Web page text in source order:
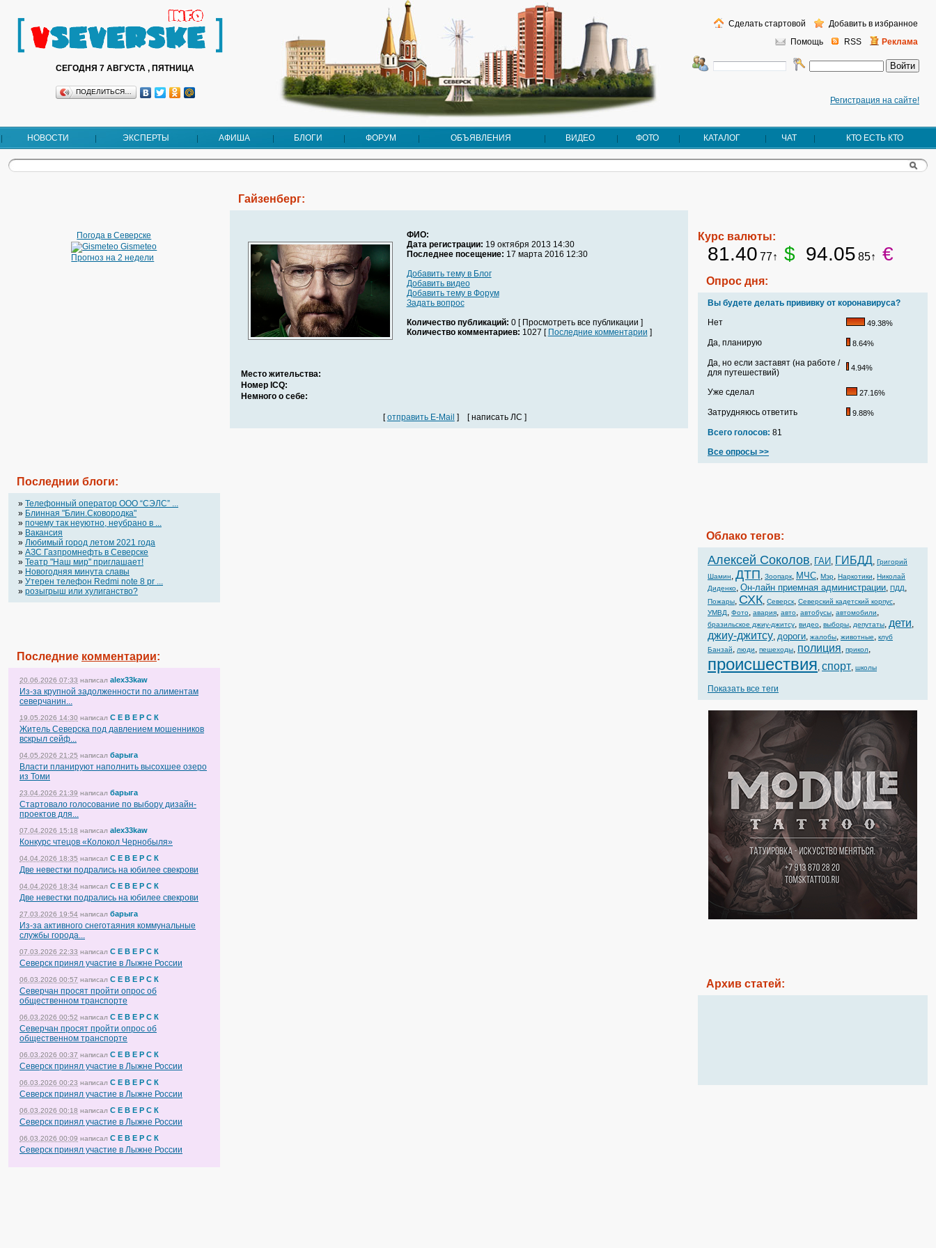
СЕГОДНЯ 7 АВГУСТА , ПЯТНИЦА
ПОДЕЛИТЬСЯ…
Регистрация на сайте!
Помощь RSS Реклама
Сделать стартовой Добавить в избранное
НОВОСТИ ЭКСПЕРТЫ АФИША БЛОГИ ФОРУМ ОБЪЯВЛЕНИЯ ВИДЕО ФОТО КАТАЛОГ ЧАТ КТО ЕСТЬ КТО
Погода в Северске
Gismeteo
Прогноз на 2 недели
Последнии блоги:
» Телефонный оператор OOO “СЭЛС” ...
» Блинная "Блин.Сковородка"
» почему так неуютно, неубрано в ...
» Вакансия
» Любимый город летом 2021 года
» АЗС Газпромнефть в Северске
» Театр "Наш мир" приглашает!
» Новогодняя минута славы
» Утерен телефон Redmi note 8 pr ...
» розыгрыш или хулиганство?
Последние комментарии:
20.06.2026 07:33 написал alex33kaw
Из-за крупной задолженности по алиментам
северчанин...
19.05.2026 14:30 написал С Е В Е Р С К
Житель Северска под давлением мошенников
вскрыл сейф...
04.05.2026 21:25 написал барыга
Власти планируют наполнить высохшее озеро
из Томи
23.04.2026 21:39 написал барыга
Стартовало голосование по выбору дизайн-
проектов для...
07.04.2026 15:18 написал alex33kaw
Конкурс чтецов «Колокол Чернобыля»
04.04.2026 18:35 написал С Е В Е Р С К
Две невестки подрались на юбилее свекрови
04.04.2026 18:34 написал С Е В Е Р С К
Две невестки подрались на юбилее свекрови
27.03.2026 19:54 написал барыга
Из-за активного снеготаяния коммунальные
службы города...
07.03.2026 22:33 написал С Е В Е Р С К
Северск принял участие в Лыжне России
06.03.2026 00:57 написал С Е В Е Р С К
Северчан просят пройти опрос об
общественном транспорте
06.03.2026 00:52 написал С Е В Е Р С К
Северчан просят пройти опрос об
общественном транспорте
06.03.2026 00:37 написал С Е В Е Р С К
Северск принял участие в Лыжне России
06.03.2026 00:23 написал С Е В Е Р С К
Северск принял участие в Лыжне России
06.03.2026 00:18 написал С Е В Е Р С К
Северск принял участие в Лыжне России
06.03.2026 00:09 написал С Е В Е Р С К
Северск принял участие в Лыжне России
Гайзенберг:
ФИО:
Дата регистрации: 19 октября 2013 14:30
Последнее посещение: 17 марта 2016 12:30
Добавить тему в Блог
Добавить видео
Добавить тему в Форум
Задать вопрос
Количество публикаций: 0 [ Просмотреть все публикации ]
Количество комментариев: 1027 [ Последние комментарии ]
Место жительства:
Номер ICQ:
Немного о себе:
[отправить E-Mail ] [ написать ЛС ]
Курс валюты:
81.40 77↑ $ 94.05 85↑ €
Опрос дня:
Вы будете делать прививку от коронавируса?
Нет
49.38%
Да, планирую 8.64%
Да, но если заставят (на работе /
для путешествий)
4.94%
Уже сделал 27.16%
Затрудняюсь ответить 9.88%
Всего голосов: 81
Все опросы >>
Облако тегов:
Алексей Соколов, ГАИ, ГИБДД, Григорий
Шамин, ДТП, Зоопарк, МЧС, Мэр, Наркотики, Николай
Диденко, Он-лайн приемная администрации, ПДД,
Пожары, СХК, Северск, Северский кадетский корпус,
УМВД, Фото, авария, авто, автобусы, автомобили,
бразильское джиу-джитсу, видео, выборы, депутаты, дети,
джиу-джитсу, дороги, жалобы, животные, клуб
Банзай, люди, пешеходы, полиция, прикол,
происшествия, спорт, школы
Показать все теги
Архив статей: